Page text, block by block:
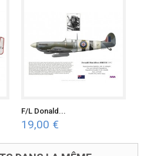
F/L Donald...
19,00 €